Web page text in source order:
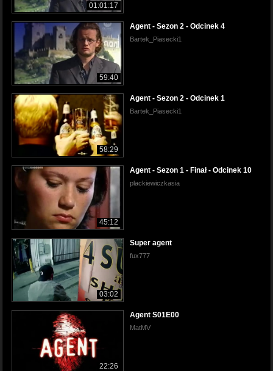
01:01:17
59:40
Agent - Sezon 2 - Odcinek 4
Bartek_Piasecki1
58:29
Agent - Sezon 2 - Odcinek 1
Bartek_Piasecki1
45:12
Agent - Sezon 1 - Finał - Odcinek 10
plackiewiczkasia
03:02
Super agent
fux777
22:26
Agent S01E00
MatMV